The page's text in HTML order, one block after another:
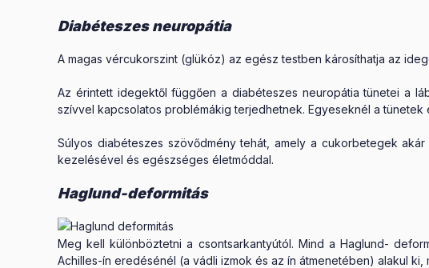
Diabéteszes neuropátia
A magas vércukorszint (glükóz) az egész testben károsíthatja az
Az érintett idegektől függően a diabéteszes neuropátia tünetei a
szívvel kapcsolatos problémákig terjedhetnek. Egyeseknél a
Súlyos diabéteszes szövődmény tehát, amely a cukorbetegek
kezelésével és egészséges életmóddal.
Haglund-deformitás
Meg kell különböztetni a csontsarkantyútól. Mind a Haglund-
Achilles-ín eredésénél (a vádli izmok és az ín átmenetében) alakul